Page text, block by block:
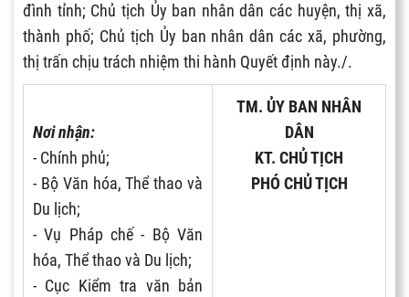
đình tỉnh; Chủ tịch Ủy ban nhân dân các huyện, thị xã,
thành phố; Chủ tịch Ủy ban nhân dân các xã, phường,
thị trấn chịu trách nhiệm thi hành Quyết định này./.
Nơi nhận:
- Chính phủ;
- Bộ Văn hóa, Thể thao và
Du lịch;
- Vụ Pháp chế - Bộ Văn
hóa, Thể thao và Du lịch;
- Cục Kiểm tra văn bản
TM. ỦY BAN NHÂN
DÂN
KT. CHỦ TỊCH
PHÓ CHỦ TỊCH